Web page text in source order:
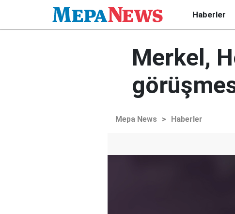
Haberler
Merkel,
Mepa News > Haberler